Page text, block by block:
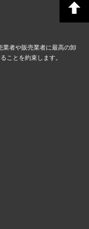
業者や販売業者に最高の卸
ことを約束します。